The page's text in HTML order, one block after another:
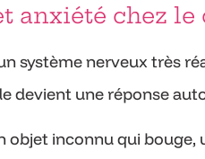
anxiété chez le
système nerveux très
devient une réponse
objet inconnu qui